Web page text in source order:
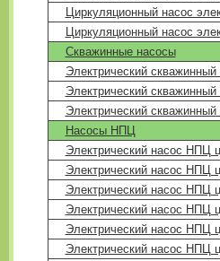
Циркуляционный насос
Циркуляционный насос
Скважинные насосы
Электрический
Электрический
Электрический
Насосы НПЦ
Электрический насос НПЦ
Электрический насос НПЦ
Электрический насос НПЦ
Электрический насос НПЦ
Электрический насос НПЦ
Электрический насос НПЦ